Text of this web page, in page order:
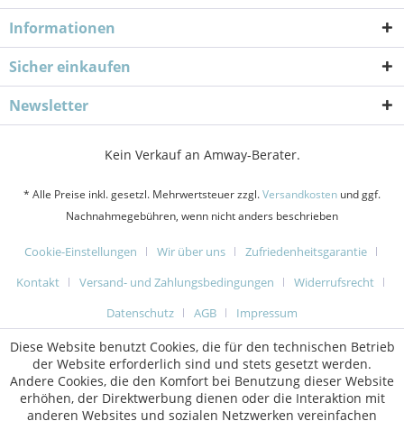
Informationen
Sicher einkaufen
Newsletter
Kein Verkauf an Amway-Berater.
* Alle Preise inkl. gesetzl. Mehrwertsteuer zzgl.Versandkosten und ggf.
Nachnahmegebühren, wenn nicht anders beschrieben
Cookie-Einstellungen Wir über uns
Zufriedenheitsgarantie
Kontakt
Versand- und Zahlungsbedingungen
Widerrufsrecht
Datenschutz
AGB Impressum
Diese Website benutzt Cookies, die für den technischen Betrieb
der Website erforderlich sind und stets gesetzt werden.
Andere Cookies, die den Komfort bei Benutzung dieser Website
erhöhen, der Direktwerbung dienen oder die Interaktion mit
anderen Websites und sozialen Netzwerken vereinfachen